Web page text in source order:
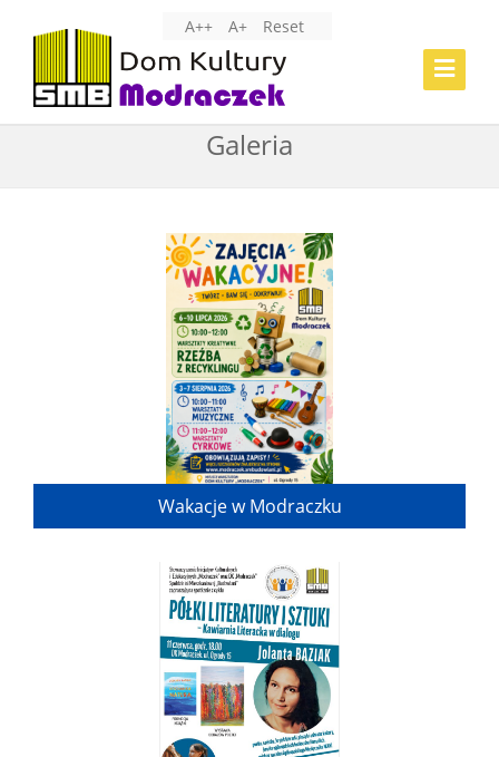
A++ A+ Reset
Toggle
Galeria
Wakacje w Modraczku